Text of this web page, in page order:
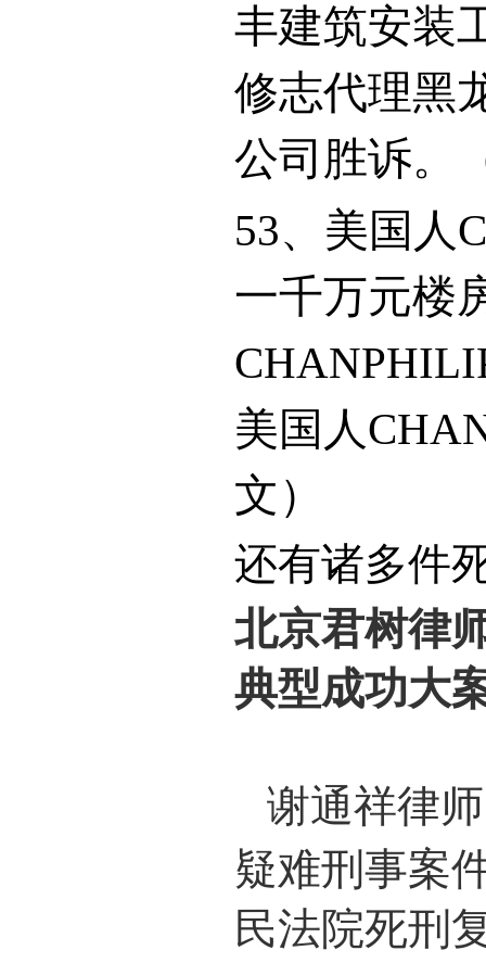
丰建筑安装
修志代理黑
公司胜诉。
53、美国人
一千万元楼
美国人
文）
还有诸多件
北京君树律
典型成功大
谢通祥律
疑难刑事案
民法院死刑